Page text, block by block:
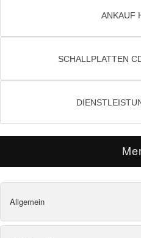
ANKAUF
SCHALLPLATTEN
Allgemein